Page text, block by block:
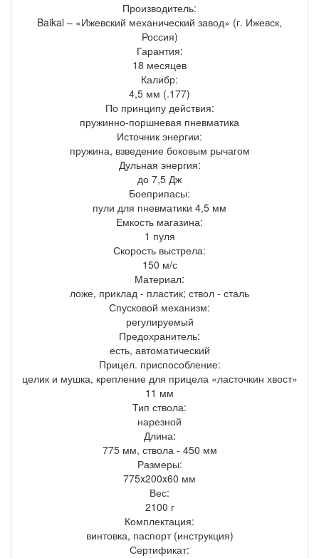
Производитель:
Baikal – «Ижевский механический завод» (г. Ижевск,
Россия)
Гарантия:
18 месяцев
Калибр:
4,5 мм (.177)
По принципу действия:
пружинно-поршневая пневматика
Источник энергии:
пружина, взведение боковым рычагом
Дульная энергия:
до 7,5 Дж
Боеприпасы:
пули для пневматики 4,5 мм
Емкость магазина:
1 пуля
Скорость выстрела:
150 м/с
Материал:
ложе, приклад - пластик; ствол - сталь
Спусковой механизм:
регулируемый
Предохранитель:
есть, автоматический
Прицел. приспособление:
целик и мушка, крепление для прицела «ласточкин хвост»
11 мм
Тип ствола:
нарезной
Длина:
775 мм, ствола - 450 мм
Размеры:
775x200x60 мм
Вес:
2100 г
Комплектация:
винтовка, паспорт (инструкция)
Сертификат: